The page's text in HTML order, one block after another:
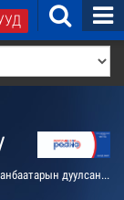
дуулсан “Донжтой бүсгүй” дуу